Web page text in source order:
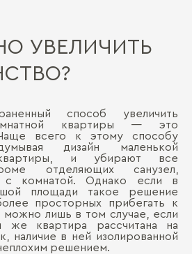
УВЕЛИЧИТЬ
способ увеличить
квартиры ― это
всего к этому способу
дизайн маленькой
квартиры, и убирают все
отделяющих санузел,
с комнатой. Однако если в
площади такое решение
просторных прибегать к
можно лишь в том случае, если
же квартира рассчитана на
наличие в ней изолированной
решением.